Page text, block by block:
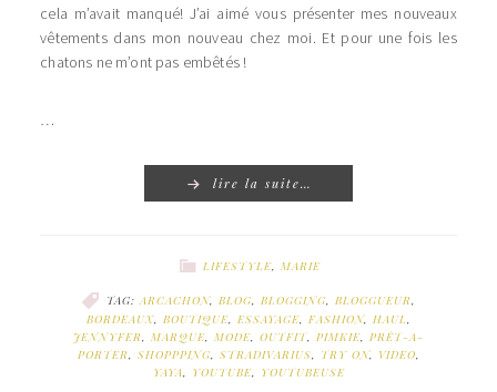
cela m’avait manqué! J’ai aimé vous présenter mes nouveaux
vêtements dans mon nouveau chez moi. Et pour une fois les
chatons ne m’ont pas embêtés !
…
lire la suite…
LIFESTYLE, MARIE
TAG:ARCACHON, BLOG, BLOGGING, BLOGGUEUR,
BORDEAUX, BOUTIQUE, ESSAYAGE, FASHION, HAUL,
JENNYFER, MARQUE, MODE, OUTFIT, PIMKIE, PRÊT-A-
PORTER, SHOPPPING, STRADIVARIUS, TRY ON, VIDEO,
YAYA, YOUTUBE, YOUTUBEUSE